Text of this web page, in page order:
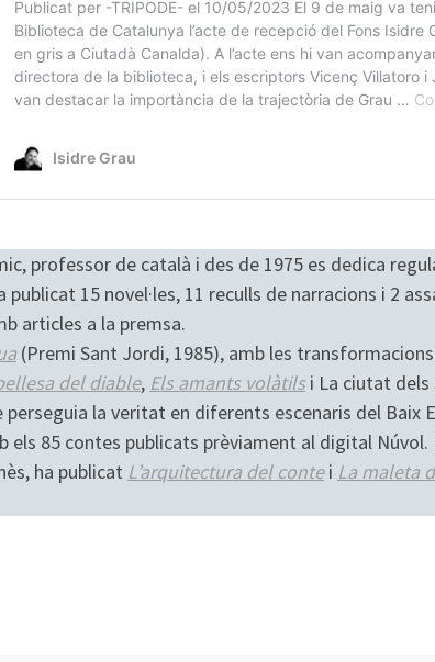
professor de català i des de 1975 es dedica
15 novel·les, 11 reculls de narracions i 2
articles a la premsa.
(Premi Sant Jordi, 1985), amb les
del diable, Els amants volàtils i La ciutat dels
la veritat en diferents escenaris del Baix
els 85 contes publicats prèviament al digital Núvol.
ha publicat L’arquitectura del contei La maleta